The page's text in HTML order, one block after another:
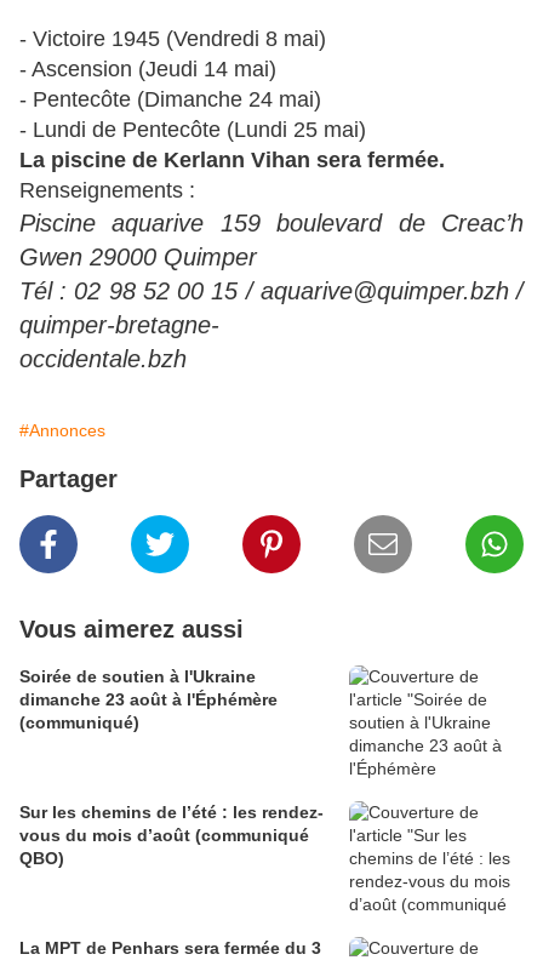
- Victoire 1945 (Vendredi 8 mai)
- Ascension (Jeudi 14 mai)
- Pentecôte (Dimanche 24 mai)
- Lundi de Pentecôte (Lundi 25 mai)
La piscine de Kerlann Vihan sera fermée.
Renseignements :
Piscine aquarive 159 boulevard de Creac’h
Gwen 29000 Quimper
Tél : 02 98 52 00 15 / aquarive@quimper.bzh /
quimper-bretagne-
occidentale.bzh
#Annonces
Partager
Vous aimerez aussi
Soirée de soutien à l'Ukraine
dimanche 23 août à l'Éphémère
(communiqué)
Sur les chemins de l’été : les rendez-
vous du mois d’août (communiqué
QBO)
La MPT de Penhars sera fermée du 3